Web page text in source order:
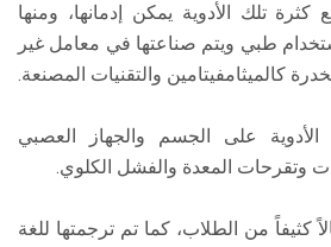
تلك الأدوية يمكن إدمانها، ومنها
طبي ويتم صناعتها في معامل غير
كالميثامفيتامين والتقنيات المصنعة.
على الجسم والجهاز العصبي
وتقرحات المعدة والفشل الكلوي.
كثيفاً من الطلاب، كما تم ترجمتها للغة